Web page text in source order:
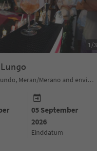
1/3
Algund/Lagundo, Meran/Merano and environs
05 September
2026
einddatum